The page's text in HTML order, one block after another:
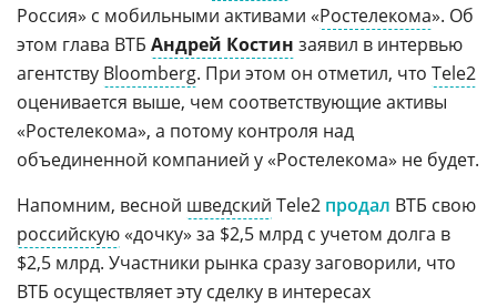
Россия» с мобильными активами «Ростелекома». Об
этом глава ВТБ Андрей Костин заявил в интервью
агентству Bloomberg. При этом он отметил, что Tele2
оценивается выше, чем соответствующие активы
«Ростелекома», а потому контроля над
объединенной компанией у «Ростелекома» не будет.
Напомним, весной шведский Tele2 продал ВТБ свою
российскую «дочку» за $2,5 млрд с учетом долга в
$2,5 млрд. Участники рынка сразу заговорили, что
ВТБ осуществляет эту сделку в интересах